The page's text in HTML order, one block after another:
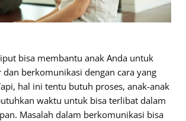
bisa membantu anak Anda untuk
dan berkomunikasi dengan cara yang
hal ini tentu butuh proses, anak-anak
waktu untuk bisa terlibat dalam
Masalah dalam berkomunikasi bisa